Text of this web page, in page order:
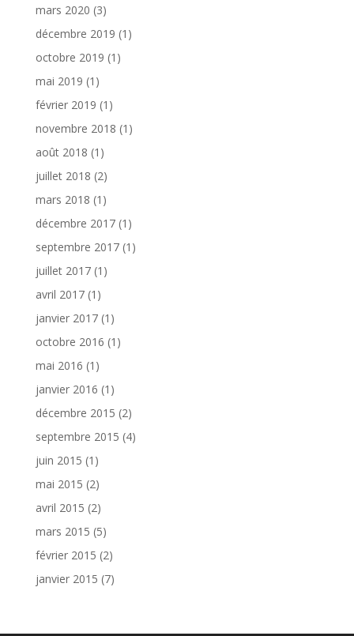
mars 2020 (3)
décembre 2019 (1)
octobre 2019 (1)
mai 2019 (1)
février 2019 (1)
novembre 2018 (1)
août 2018 (1)
juillet 2018 (2)
mars 2018 (1)
décembre 2017(1)
septembre 2017(1)
juillet 2017(1)
avril 2017(1)
janvier 2017(1)
octobre 2016 (1)
mai 2016 (1)
janvier 2016 (1)
décembre 2015 (2)
septembre 2015 (4)
juin 2015 (1)
mai 2015 (2)
avril 2015 (2)
mars 2015 (5)
février 2015 (2)
janvier 2015 (7)